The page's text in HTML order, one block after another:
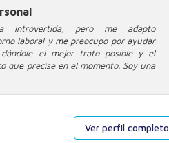
Ver perfil completo
introvertida, pero me adapto
laboral y me preocupo por ayudar
dándole el mejor trato posible y el
que precise en el momento. Soy una